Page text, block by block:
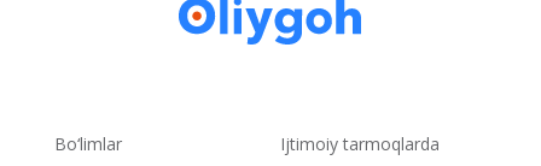
Bo‘limlar Ijtimoiy tarmoqlarda